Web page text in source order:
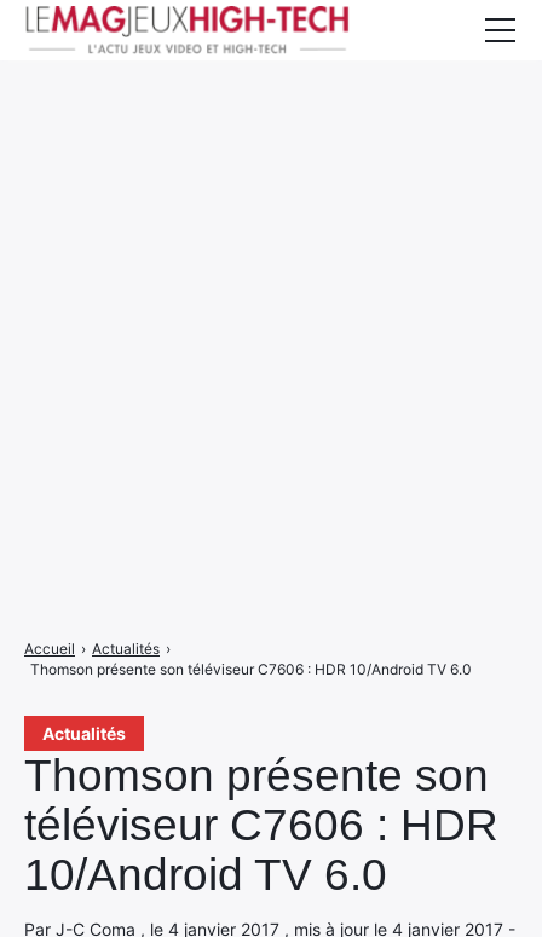
Actualités
Thomson présente son
téléviseur C7606 : HDR
10/Android TV 6.0
Par J-C Coma , le 4 janvier 2017 , mis à jour le 4 janvier 2017 -
Accueil › Actualités ›
Thomson présente son téléviseur C7606 : HDR 10/Android TV 6.0